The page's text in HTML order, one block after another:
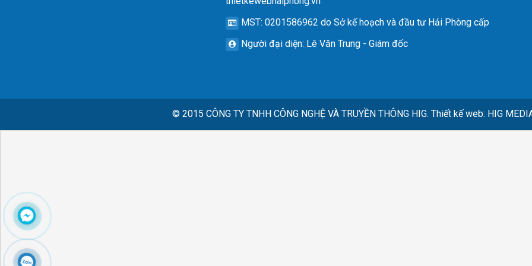
MST: 0201586962 do Sở kế hoạch và đầu tư Hải Phòng cấp
Người đại diện: Lê Văn Trung - Giám đốc
© 2015 CÔNG TY TNHH CÔNG NGHỆ VÀ TRUYỀN THÔNG HIG. Thiết kế web: HIG